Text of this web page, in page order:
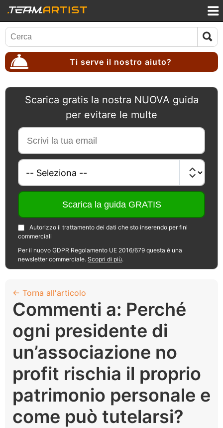
Ti serve il nostro aiuto?
Scarica gratis la nostra NUOVA guida
per evitare le multe
Autorizzo il trattamento dei dati che sto inserendo per fini
commerciali
Per il nuovo GDPR Regolamento UE 2016/679 questa è una
newsletter commerciale. Scopri di più.
← Torna all'articolo
Commenti a: Perché
ogni presidente di
un’associazione no
profit rischia il proprio
patrimonio personale e
come può tutelarsi?